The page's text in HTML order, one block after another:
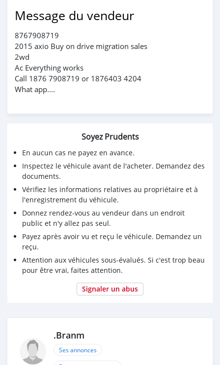
Message du vendeur
8767908719
2015 axio Buy on drive migration sales
2wd
Ac Everything works
Call 1876 7908719 or 1876403 4204
What app....
Soyez Prudents
En aucun cas ne payez en avance.
Inspectez le véhicule avant de l'acheter. Demandez des
documents.
Vérifiez les informations relatives au propriétaire et à
l'enregistrement du véhicule.
Donnez rendez-vous au vendeur dans un endroit
public et n'y allez pas seul.
Payez après avoir vu et reçu le véhicule. Demandez un
reçu.
Attention aux véhicules sous-évalués. Si c'est trop beau
pour être vrai, faites attention.
Signaler un abus
.Branm
Ses annonces